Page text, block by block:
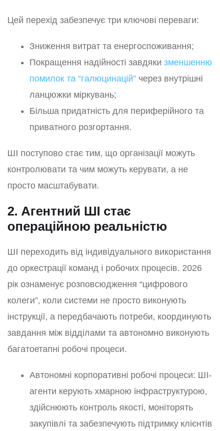
Цей перехід забезпечує три ключові переваги:
Зниження витрат та енергоспоживання;
Покращення надійності завдяки зменшенню
помилок та “галюцинацій” через внутрішні
ланцюжки міркувань;
Більша придатність для периферійного та
приватного розгортання.
ШІ поступово стає тим, що організації можуть
контролювати та чим можуть керувати, а не
просто масштабувати.
2. Агентний ШІ стає
операційною реальністю
ШІ переходить від індивідуального використання
до оркестрації команд і робочих процесів. 2026
рік ознаменує розповсюдження “цифрового
колеги”, коли системи не просто виконують
інструкції, а передбачають потреби, координують
завдання між відділами та автономно виконують
багатоетапні робочі процеси.
Автономні корпоративні робочі процеси: ШІ-
агенти керують хмарною інфраструктурою,
здійснюють контроль якості, моніторять
закупівлі та забезпечують підтримку клієнтів